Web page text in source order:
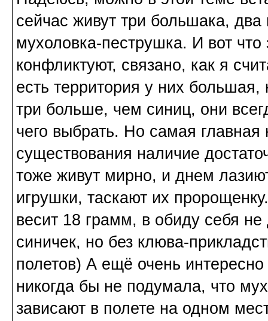
сейчас живут три большака,
мухоловка-пеструшка. И вот
конфликтуют, связано, как я
есть территория у них большая,
три больше, чем синиц, они
чего выбрать. Но самая
существования наличие
тоже живут мирно, и днем
игрушки, таскают их
весит 18 грамм, в обиду себя не
синичек, но без клюва-
полетов) А ещё очень
никогда бы не подумала, что
зависают в полете на одном